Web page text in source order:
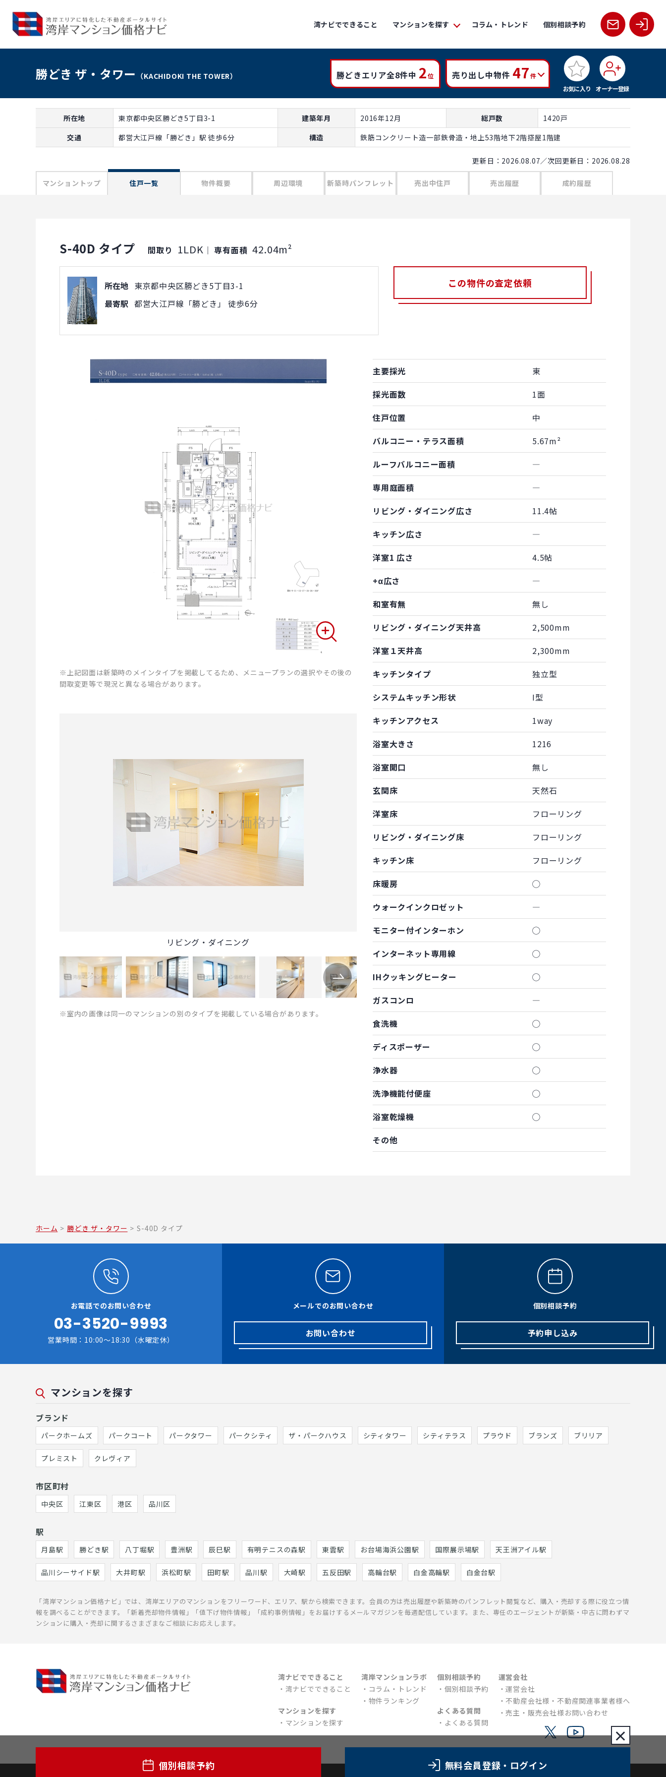
湾ナビでできること マンションを探す コラム・トレンド 個別相談予約
勝どき ザ・タワー （KACHIDOKI THE TOWER） 勝どきエリア全8件中 2位 売り出し中物件 47件
お気に入り
オーナー登録
所在地 東京都中央区勝どき5丁目3-1 建築年月 2016年12月 総戸数
1420戸
交通
都営大江戸線「勝どき」駅 徒歩6分 構造 鉄筋コンクリート造一部鉄骨造・地上53階地下2階搭屋1階建
更新日：2026.08.07／次回更新日：2026.08.28
マンショントップ 住戸一覧 物件概要 周辺環境 新築時パンフレット 売出中住戸 売出履歴 成約履歴
個別相談予約 無料会員登録 ・ログイン
×
S-40D タイプ 間取り 1LDK ｜専有面積 42.04m²
所在地 東京都中央区勝どき5丁目3-1
最寄駅 都営大江戸線「勝どき」 徒歩6分
この物件の査定依頼
※上記図面は新築時のメインタイプを掲載してるため、メニュープランの選択やその後の
間取変更等で現況と異なる場合があります。
リビング・ダイニング
※室内の画像は同一のマンションの別のタイプを掲載している場合があります。
主要採光
東
採光面数
1面
住戸位置
中
バルコニー・テラス面積
5.67m²
ルーフバルコニー面積
―
専用庭面積
―
リビング・ダイニング広さ
11.4帖
キッチン広さ
―
洋室1 広さ
4.5帖
+α広さ
―
和室有無
無し
リビング・ダイニング天井高
2,500mm
洋室１天井高
2,300mm
キッチンタイプ
独立型
システムキッチン形状
I型
キッチンアクセス
1way
浴室大きさ
1216
浴室開口
無し
玄関床
天然石
洋室床
フローリング
リビング・ダイニング床
フローリング
キッチン床
フローリング
床暖房
◯
ウォークインクロゼット
―
モニター付インターホン
◯
インターネット専用線
◯
IHクッキングヒーター
◯
ガスコンロ
―
食洗機
◯
ディスポーザー
◯
浄水器
◯
洗浄機能付便座
◯
浴室乾燥機
◯
その他
ホーム > 勝どき ザ・タワー > S-40D タイプ
お電話でのお問い合わせ
03-3520-9993
営業時間：10:00～18:30（水曜定休）
メールでのお問い合わせ
お問い合わせ
個別相談予約
予約申し込み
マンションを探す
ブランド
パークホームズ パークコート パークタワー パークシティ ザ・パークハウス シティタワー シティテラス プラウド ブランズ ブリリア
プレミスト クレヴィア
市区町村
中央区 江東区 港区 品川区
駅
月島駅 勝どき駅 八丁堀駅 豊洲駅 辰巳駅 有明テニスの森駅 東雲駅 お台場海浜公園駅 国際展示場駅 天王洲アイル駅
品川シーサイド駅 大井町駅 浜松町駅 田町駅 品川駅 大崎駅 五反田駅 高輪台駅 白金高輪駅 白金台駅
「湾岸マンション価格ナビ」では、湾岸エリアのマンションをフリーワード、エリア、駅から検索できます。会員の方は売出履歴や新築時のパンフレット閲覧など、購入・売却する際に役立つ情
報を調べることができます。「新着売却物件情報」「値下げ物件情報」「成約事例情報」をお届けするメールマガジンを毎週配信しています。また、専任のエージェントが新築・中古に問わずマ
ンションに購入・売却に関するさまざまなご相談にお応えします。
湾ナビでできること
湾ナビでできること
マンションを探す
マンションを探す
湾岸マンションラボ
コラム・トレンド
物件ランキング
個別相談予約
個別相談予約
よくある質問
よくある質問
運営会社
運営会社
不動産会社様・不動産関連事業者様へ
売主・販売会社様お問い合わせ